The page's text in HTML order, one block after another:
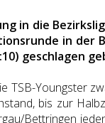
in die
in der
geschlagen
TSB-Youngster
bis zur
Bettringen